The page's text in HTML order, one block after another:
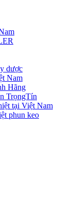
dược
Nam
Hãng
TrọngTín
tại Việt Nam
phun keo